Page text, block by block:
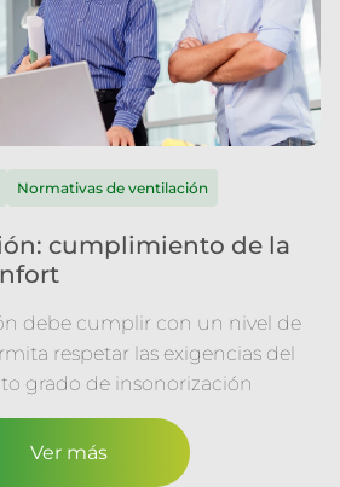
Normativas de ventilación
cumplimiento de la
debe cumplir con un nivel de
respetar las exigencias del
grado de insonorización
Ver más